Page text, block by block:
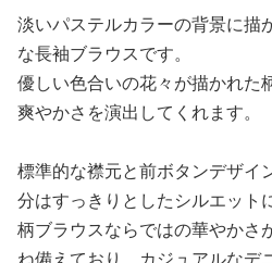
淡いパステルカラーの背景に描
な長袖ブラウスです。
優しい色合いの花々が描かれた
爽やかさを演出してくれます。
標準的な襟元と前ボタンデザイ
分はすっきりとしたシルエット
柄ブラウスならではの華やかさ